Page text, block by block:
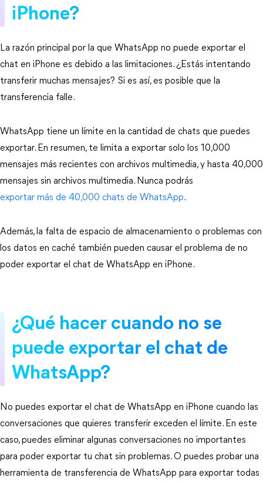
iPhone?
La razón principal por la que WhatsApp no puede exportar el
chat en iPhone es debido a las limitaciones. ¿Estás intentando
transferir muchas mensajes? Si es así, es posible que la
transferencia falle.
WhatsApp tiene un límite en la cantidad de chats que puedes
exportar. En resumen, te limita a exportar solo los 10,000
mensajes más recientes con archivos multimedia, y hasta 40,000
mensajes sin archivos multimedia. Nunca podrás
exportar más de 40,000 chats de WhatsApp.
Además, la falta de espacio de almacenamiento o problemas con
los datos en caché también pueden causar el problema de no
poder exportar el chat de WhatsApp en iPhone.
¿Qué hacer cuando no se
puede exportar el chat de
WhatsApp?
No puedes exportar el chat de WhatsApp en iPhone cuando las
conversaciones que quieres transferir exceden el límite. En este
caso, puedes eliminar algunas conversaciones no importantes
para poder exportar tu chat sin problemas. O puedes probar una
herramienta de transferencia de WhatsApp para exportar todas